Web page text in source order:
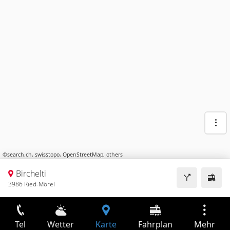
©search.ch, swisstopo, OpenStreetMap, others
Birchelti
3986 Ried-Mörel
Tel Wetter Karte Fahrplan Mehr